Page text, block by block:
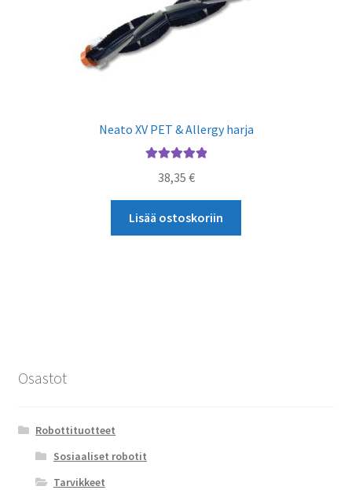
Neato XV PET & Allergy harja
tuotteesta:
38,35 €
Lisää ostoskoriin
Osastot
Robottituotteet
Sosiaaliset robotit
Tarvikkeet